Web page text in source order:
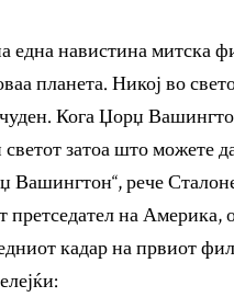
една навистина митска
планета. Никој во
Кога Џорџ
затоа што можете
рече
претседател на Америка,
кадар на првиот